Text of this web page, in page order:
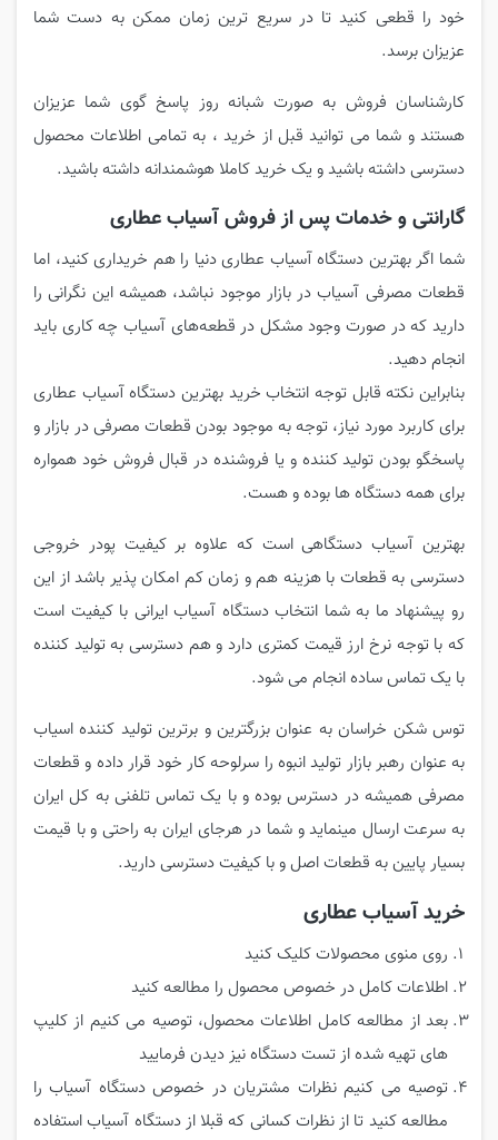
خود را قطعی کنید تا در سریع ترین زمان ممکن به دست شما
عزیزان برسد.
کارشناسان فروش به صورت شبانه روز پاسخ گوی شما عزیزان
هستند و شما می توانید قبل از خرید ، به تمامی اطلاعات محصول
دسترسی داشته باشید و یک خرید کاملا هوشمندانه داشته باشید.
گارانتی و خدمات پس از فروش آسیاب عطاری
شما اگر بهترین دستگاه آسیاب عطاری دنیا را هم خریداری کنید، اما
قطعات مصرفی آسیاب در بازار موجود نباشد، همیشه این نگرانی را
دارید که در صورت وجود مشکل در قطعه‌های آسیاب چه کاری باید
انجام دهید.
بنابراین نکته قابل توجه انتخاب خرید بهترین دستگاه آسیاب عطاری
برای کاربرد مورد نیاز، توجه به موجود بودن قطعات مصرفی در بازار و
پاسخگو بودن تولید کننده و یا فروشنده در قبال فروش خود همواره
برای همه دستگاه ها بوده و هست.
بهترین آسیاب دستگاهی است که علاوه بر کیفیت پودر خروجی
دسترسی به قطعات با هزینه هم و زمان کم امکان پذیر باشد از این
رو پیشنهاد ما به شما انتخاب دستگاه آسیاب ایرانی با کیفیت است
که با توجه نرخ ارز قیمت کمتری دارد و هم دسترسی به تولید کننده
با یک تماس ساده انجام می شود.
توس شکن خراسان به عنوان بزرگترین و برترین تولید کننده اسیاب
به عنوان رهبر بازار تولید انبوه را سرلوحه کار خود قرار داده و قطعات
مصرفی همیشه در دسترس بوده و با یک تماس تلفنی به کل ایران
به سرعت ارسال مینماید و شما در هرجای ایران به راحتی و با قیمت
بسیار پایین به قطعات اصل و با کیفیت دسترسی دارید.
خرید آسیاب عطاری
روی منوی محصولات کلیک کنید
اطلاعات کامل در خصوص محصول را مطالعه کنید
بعد از مطالعه کامل اطلاعات محصول، توصیه می کنیم از کلیپ
های تهیه شده از تست دستگاه نیز دیدن فرمایید
توصیه می کنیم نظرات مشتریان در خصوص دستگاه آسیاب را
مطالعه کنید تا از نظرات کسانی که قبلا از دستگاه آسیاب استفاده